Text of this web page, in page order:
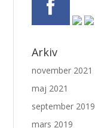
Arkiv
november 2021
maj 2021
september 2019
mars 2019